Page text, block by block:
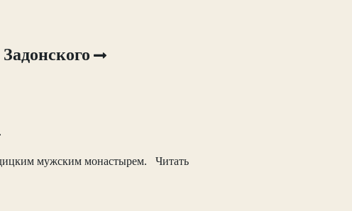
мужским монастырем. Читать